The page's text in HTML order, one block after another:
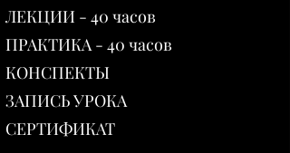
ЛЕКЦИИ - 40 часов
ПРАКТИКА - 40 часов
КОНСПЕКТЫ
ЗАПИСЬ УРОКА
СЕРТИФИКАТ